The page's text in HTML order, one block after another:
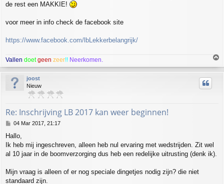
de rest een MAKKIE!
voor meer in info check de facebook site
https://www.facebook.com/lbLekkerbelangrijk/
Vallen doet geen zeer!! Neerkomen.
o
p
joost
Nieuw
Re: Inschrijving LB 2017 kan weer beginnen!
P
s
04 Mar 2017, 21:17
Hallo,
Ik heb mij ingeschreven, alleen heb nul ervaring met wedstrijden. Zit wel
al 10 jaar in de boomverzorging dus heb een redelijke uitrusting (denk ik).
Mijn vraag is alleen of er nog speciale dingetjes nodig zijn? die niet
standaard zijn.